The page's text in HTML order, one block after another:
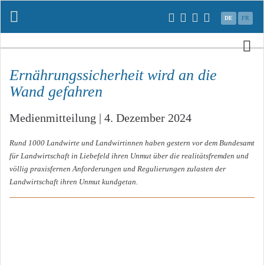
DE FR
Ernährungssicherheit wird an die
Wand gefahren
Medienmitteilung | 4. Dezember 2024
Rund 1000 Landwirte und Landwirtinnen haben gestern vor dem Bundesamt
für Landwirtschaft in Liebefeld ihren Unmut über die realitätsfremden und
völlig praxisfernen Anforderungen und Regulierungen zulasten der
Landwirtschaft ihren Unmut kundgetan.